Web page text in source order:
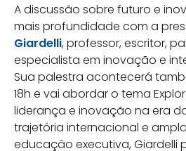
A discussão sobre futuro e
mais profundidade com a
Giardelli, professor, escritor,
especialista em inovação e
Sua palestra acontecerá
18h e vai abordar o tema
liderança e inovação na era
trajetória internacional e
educação executiva, Giardelli